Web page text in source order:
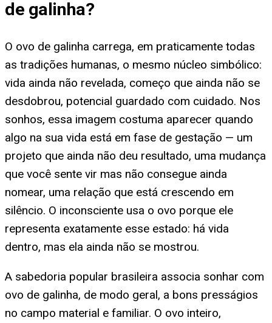
de galinha?
O ovo de galinha carrega, em praticamente todas
as tradições humanas, o mesmo núcleo simbólico:
vida ainda não revelada, começo que ainda não se
desdobrou, potencial guardado com cuidado. Nos
sonhos, essa imagem costuma aparecer quando
algo na sua vida está em fase de gestação — um
projeto que ainda não deu resultado, uma mudança
que você sente vir mas não consegue ainda
nomear, uma relação que está crescendo em
silêncio. O inconsciente usa o ovo porque ele
representa exatamente esse estado: há vida
dentro, mas ela ainda não se mostrou.
A sabedoria popular brasileira associa sonhar com
ovo de galinha, de modo geral, a bons presságios
no campo material e familiar. O ovo inteiro,